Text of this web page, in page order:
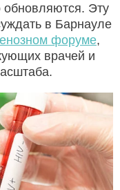
обновляются. Эту
в Барнауле
форуме,
врачей и